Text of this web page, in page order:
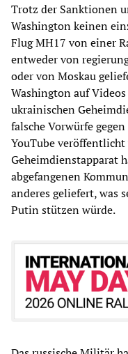
Trotz der Sanktionen
Washington keinen
Flug MH17 von einer
entweder von
oder von Moskau
Washington auf
ukrainischen
falsche Vorwürfe
YouTube veröffentlicht
Geheimdienstapparat
abgefangenen
anderes geliefert, was
Putin stützen würde.